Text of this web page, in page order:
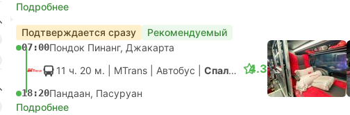
Подробнее
Подтверждается сразу Рекомендуемый
07:00Пондок Пинанг, Джакарта
11 ч. 20 м. | MTrans Автобус Спальный
18:20Пандаан, Пасуруан
4.3
Подробнее